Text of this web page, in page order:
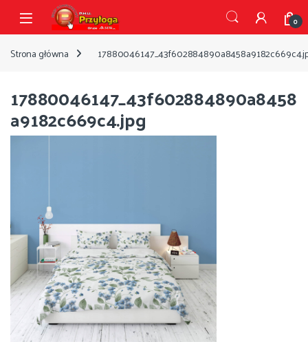
Przejdź do nawigacji
Przejdź do treści
Open 0
Strona główna
17880046147_43f602884890a8458
a9182c669c4.jpg